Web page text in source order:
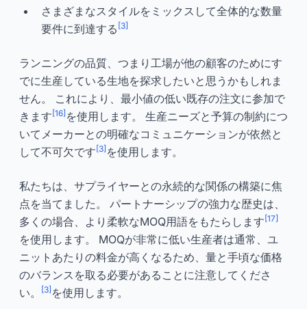
さまざまなスタイルをミックスして全体的な数量
要件に到達する [3]
ランニングの品質、つまり工場が他の顧客のためにす
でに生産している生地を探求したいと思うかもしれま
せん。 これにより、最小値の低い既存の注文に参加で
きます [16] を使用します。 生産ニーズと予算の制約につ
いてメーカーとの明確なコミュニケーションが依然と
して不可欠です [3] を使用します。
私たちは、サプライヤーとの永続的な関係の構築に焦
点を当てました。 パートナーシップの強力な歴史は、
多くの場合、より柔軟なMOQ用語をもたらします [17]
を使用します。 MOQが非常に低い生産者は通常、ユ
ニットあたりの料金が高くなるため、量と手頃な価格
のバランスを取る必要があることに注意してくださ
い。
[3] を使用します。